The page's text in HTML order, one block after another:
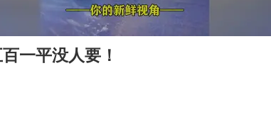
一平没人要！